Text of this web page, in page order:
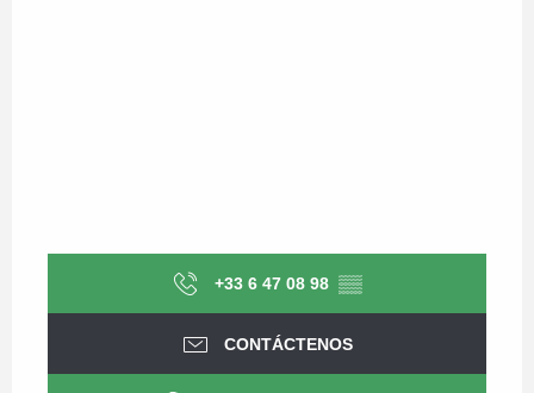
+33 6 47 08 98 ▒▒
CONTÁCTENOS